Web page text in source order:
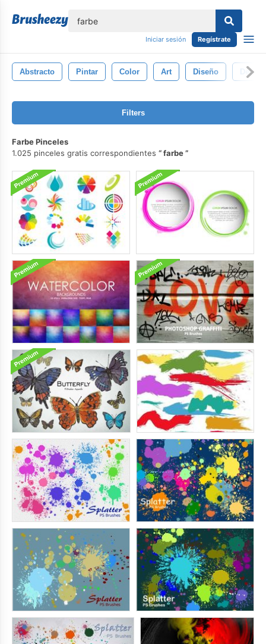
Iniciar sesión Regístrate
Abstracto Pintar Color Art Diseño
Filters
Farbe Pinceles
1.025 pinceles gratis correspondientes
farbe